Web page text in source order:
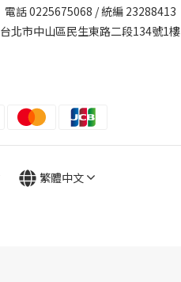
電話 0225675068 / 統編 23288413
台北市中山區民生東路二段134號1樓
繁體中文